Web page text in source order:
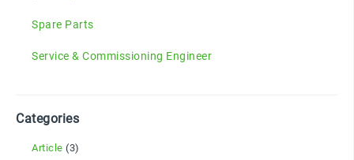
Spare Parts
Service & Commissioning Engineer
Categories
Article (3)